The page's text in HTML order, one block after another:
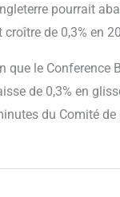
pourrait
de 0,3% en
que le Conference
de 0,3% en
du Comité